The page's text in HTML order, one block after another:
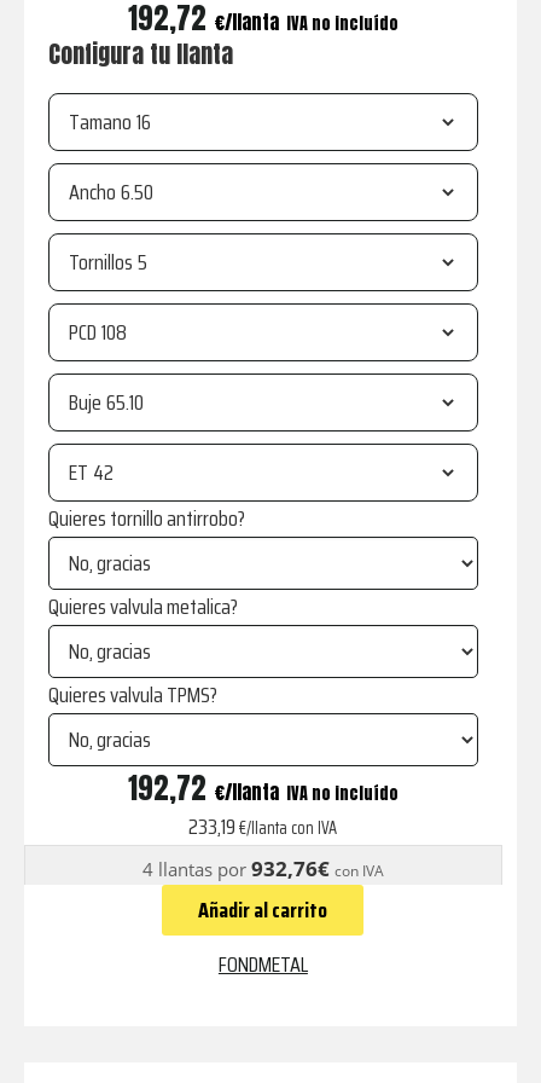
192,72 € IVA no incluído
Configura tu llanta
Tamano
Ancho
Tornillos
PCD
Buje
ET
Quieres tornillo antirrobo?
Quieres valvula metalica?
Quieres valvula TPMS?
BLACK
MACHINED
192,72 € IVA no incluído
233,19€/llanta con IVA
4 llantas por 932,76€ con IVA
Añadir al carrito
FONDMETAL